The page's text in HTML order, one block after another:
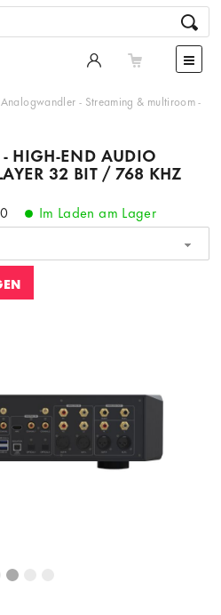
- Streaming & multiroom-
HIGH-END AUDIO
32 BIT / 768 KHZ
Im Laden am Lager